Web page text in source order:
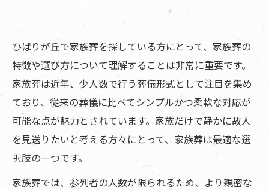
式中の対応方法と安心して参加できる環境作り
まとめ
よくある質問
ひばりが丘について
家族葬の基礎知識
寺院概要
近隣エリア
ひばりが丘で家族葬を探している方にとって、家族葬の
特徴や選び方について理解することは非常に重要です。
家族葬は近年、少人数で行う葬儀形式として注目を集め
ており、従来の葬儀に比べてシンプルかつ柔軟な対応が
可能な点が魅力とされています。家族だけで静かに故人
を見送りたいと考える方々にとって、家族葬は最適な選
択肢の一つです。
家族葬では、参列者の人数が限られるため、より親密な